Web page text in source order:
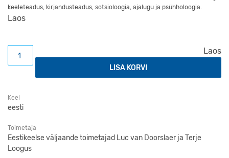
keeleteadus, kirjandusteadus, sotsioloogia, ajalugu ja psühholoogia.
Laos
Laos
Tõlketeaduse käsiraamat kogus
LISA KORVI
Keel
eesti
Toimetaja
Eestikeelse väljaande toimetajad Luc van Doorslaer ja Terje
Loogus